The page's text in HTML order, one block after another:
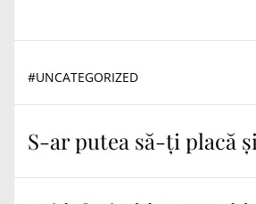
#UNCATEGORIZED
S-ar putea să-ți placă și